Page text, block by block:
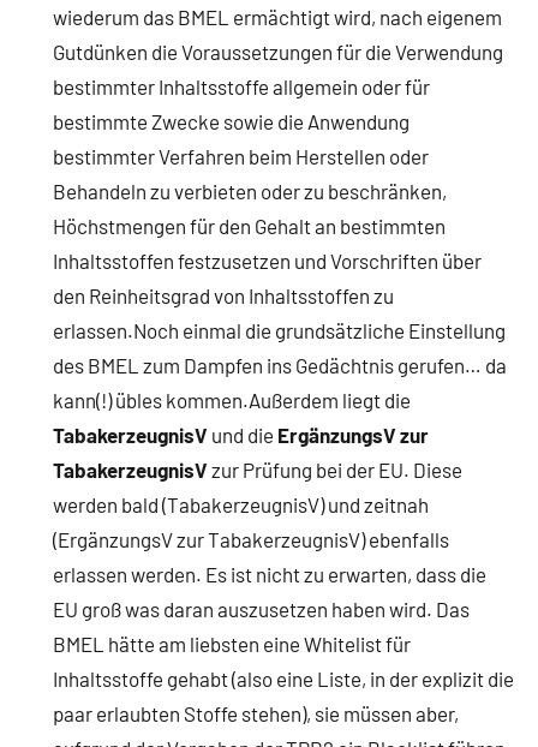
wiederum das BMEL ermächtigt wird, nach eigenem
Gutdünken die Voraussetzungen für die Verwendung
bestimmter Inhaltsstoffe allgemein oder für
bestimmte Zwecke sowie die Anwendung
bestimmter Verfahren beim Herstellen oder
Behandeln zu verbieten oder zu beschränken,
Höchstmengen für den Gehalt an bestimmten
Inhaltsstoffen festzusetzen und Vorschriften über
den Reinheitsgrad von Inhaltsstoffen zu
erlassen.Noch einmal die grundsätzliche Einstellung
des BMEL zum Dampfen ins Gedächtnis gerufen… da
kann(!) übles kommen.Außerdem liegt die
TabakerzeugnisV und die ErgänzungsV zur
TabakerzeugnisV zur Prüfung bei der EU. Diese
werden bald (TabakerzeugnisV) und zeitnah
(ErgänzungsV zur TabakerzeugnisV) ebenfalls
erlassen werden. Es ist nicht zu erwarten, dass die
EU groß was daran auszusetzen haben wird. Das
BMEL hätte am liebsten eine Whitelist für
Inhaltsstoffe gehabt (also eine Liste, in der explizit die
paar erlaubten Stoffe stehen), sie müssen aber,